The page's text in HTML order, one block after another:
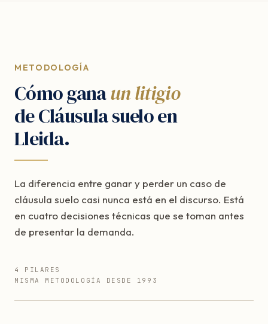
METODOLOGÍA
Cómo ganaun litigio
de Cláusula suelo en
Lleida.
La diferencia entre ganar y perder un caso de
cláusula suelo casi nunca está en el discurso. Está
en cuatro decisiones técnicas que se toman antes
de presentar la demanda.
4 PILARES
MISMA METODOLOGÍA DESDE 1993